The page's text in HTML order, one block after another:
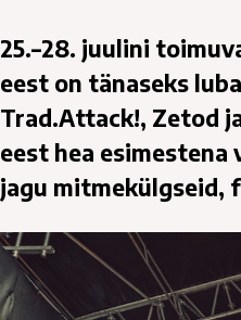
25.–28. juulini
eest on tänaseks
Trad.Attack!, Zetod
eest hea
jagu mitmekülgseid,